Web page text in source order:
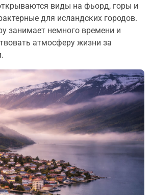
виды на фьорд, горы и
для исландских городов.
занимает немного времени и
атмосферу жизни за